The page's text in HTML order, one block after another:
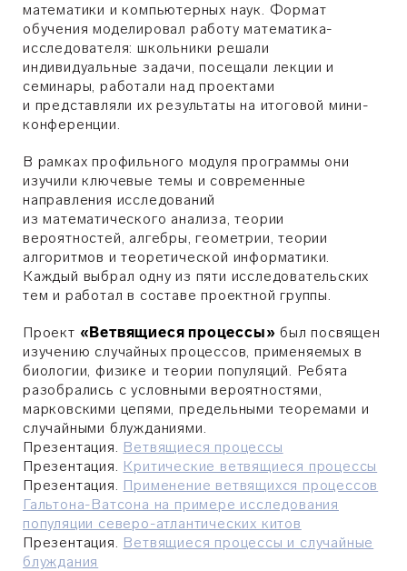
математики и компьютерных наук. Формат
обучения моделировал работу математика-
исследователя: школьники решали
индивидуальные задачи, посещали лекции и
семинары, работали над проектами
и представляли их результаты на итоговой мини-
конференции.
В рамках профильного модуля программы они
изучили ключевые темы и современные
направления исследований
из математического анализа, теории
вероятностей, алгебры, геометрии, теории
алгоритмов и теоретической информатики.
Каждый выбрал одну из пяти исследовательских
тем и работал в составе проектной группы.
Проект «Ветвящиеся процессы» был посвящен
изучению случайных процессов, применяемых в
биологии, физике и теории популяций. Ребята
разобрались с условными вероятностями,
марковскими цепями, предельными теоремами и
случайными блужданиями.
Презентация. Ветвящиеся процессы
Презентация. Критические ветвящиеся процессы
Презентация. Применение ветвящихся процессов
Гальтона-Ватсона на примере исследования
популяции северо-атлантических китов
Презентация. Ветвящиеся процессы и случайные
блуждания